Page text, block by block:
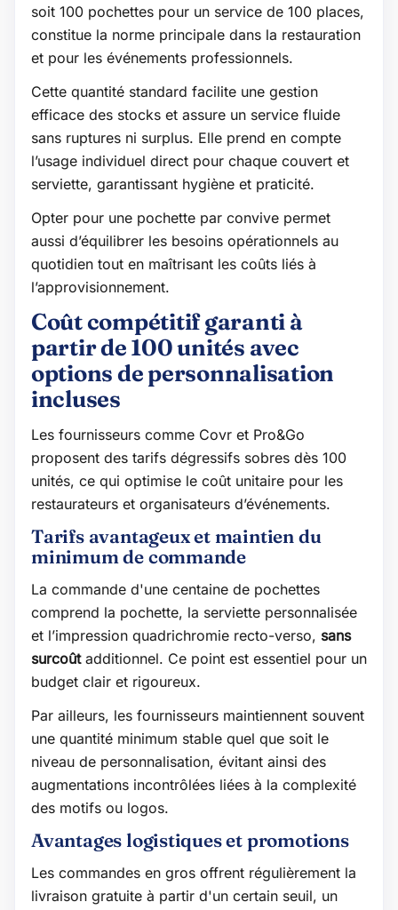
soit 100 pochettes pour un service de 100 places,
constitue la norme principale dans la restauration
et pour les événements professionnels.
Cette quantité standard facilite une gestion
efficace des stocks et assure un service fluide
sans ruptures ni surplus. Elle prend en compte
l’usage individuel direct pour chaque couvert et
serviette, garantissant hygiène et praticité.
Opter pour une pochette par convive permet
aussi d’équilibrer les besoins opérationnels au
quotidien tout en maîtrisant les coûts liés à
l’approvisionnement.
Coût compétitif garanti à
partir de 100 unités avec
options de personnalisation
incluses
Les fournisseurs comme Covr et Pro&Go
proposent des tarifs dégressifs sobres dès 100
unités, ce qui optimise le coût unitaire pour les
restaurateurs et organisateurs d’événements.
Tarifs avantageux et maintien du
minimum de commande
La commande d'une centaine de pochettes
comprend la pochette, la serviette personnalisée
et l’impression quadrichromie recto-verso, sans
surcoûtadditionnel. Ce point est essentiel pour un
budget clair et rigoureux.
Par ailleurs, les fournisseurs maintiennent souvent
une quantité minimum stable quel que soit le
niveau de personnalisation, évitant ainsi des
augmentations incontrôlées liées à la complexité
des motifs ou logos.
Avantages logistiques et promotions
Les commandes en gros offrent régulièrement la
livraison gratuite à partir d'un certain seuil, un